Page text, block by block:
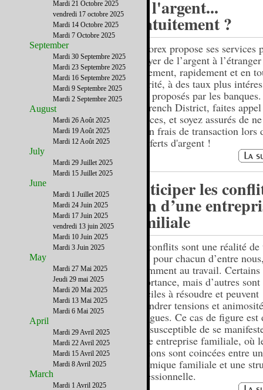
De l'argent...
gratuitement ?
USForex propose ses services
envoyer de l’argent à l’étranger
facilement, rapidement et en
sécurité, à des taux plus
ceux proposés par les
du French District, faites
services, et soyez assurés de
aucun frais de transaction lors
transferts d'argent !
Anticiper les
sein d’une
familiale
Les conflits sont une réalité
jours pour chacun d’entre
notamment au travail.
importance, mais d’autres
difficiles à résoudre et peuvent
engendrer tensions et
collègues. Ce cas de figure est
plus susceptible de se
d’une entreprise familiale, où
relations sont coincées entre
dynamique familiale et une
professionnelle.
Mardi 21 Octobre 2025
vendredi 17 octobre 2025
Mardi 14 Octobre 2025
Mardi 7 Octobre 2025
September
Mardi 30 Septembre 2025
Mardi 23 Septembre 2025
Mardi 16 Septembre 2025
Mardi 9 Septembre 2025
Mardi 2 Septembre 2025
August
Mardi 26 Août 2025
Mardi 19 Août 2025
Mardi 12 Août 2025
July
Mardi 29 Juillet 2025
Mardi 15 Juillet 2025
June
Mardi 1 Juillet 2025
Mardi 24 Juin 2025
Mardi 17 Juin 2025
vendredi 13 juin 2025
Mardi 10 Juin 2025
Mardi 3 Juin 2025
May
Mardi 27 Mai 2025
Jeudi 29 mai 2025
Mardi 20 Mai 2025
Mardi 13 Mai 2025
Mardi 6 Mai 2025
April
Mardi 29 Avril 2025
Mardi 22 Avril 2025
Mardi 15 Avril 2025
Mardi 8 Avril 2025
March
Mardi 1 Avril 2025